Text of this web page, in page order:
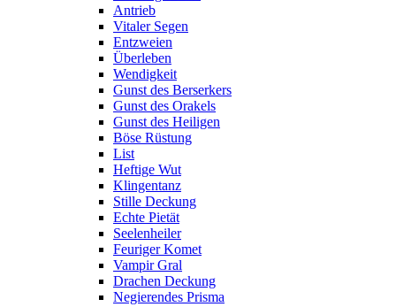
Antrieb
Vitaler Segen
Entzweien
Überleben
Wendigkeit
Gunst des Berserkers
Gunst des Orakels
Gunst des Heiligen
Böse Rüstung
List
Heftige Wut
Klingentanz
Stille Deckung
Echte Pietät
Seelenheiler
Feuriger Komet
Vampir Gral
Drachen Deckung
Negierendes Prisma